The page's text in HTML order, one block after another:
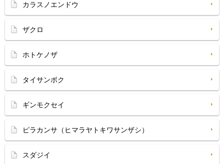
カラスノエンドウ
ザクロ
ホトケノザ
タイサンボク
ギンモクセイ
ピラカンサ（ヒマラヤトキワサンザシ）
スダジイ